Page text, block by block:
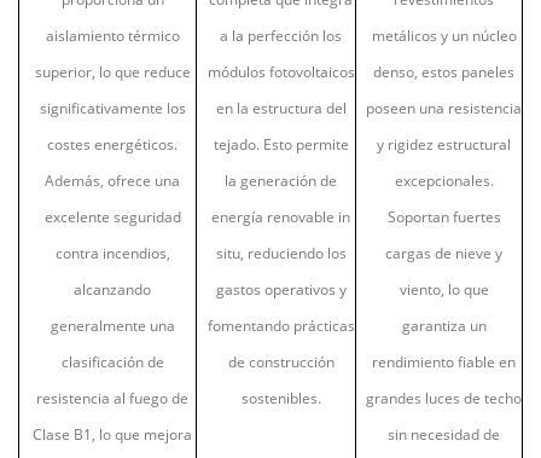
aislamiento térmico
superior, lo que reduce
significativamente los
costes energéticos.
Además, ofrece una
excelente seguridad
contra incendios,
alcanzando
generalmente una
clasificación de
resistencia al fuego de
Clase B1, lo que mejora
a la perfección los
módulos fotovoltaicos
en la estructura del
tejado. Esto permite
la generación de
energía renovable in
situ, reduciendo los
gastos operativos y
fomentando prácticas
de construcción
sostenibles.
metálicos y un núcleo
denso, estos paneles
poseen una resistencia
y rigidez estructural
excepcionales.
Soportan fuertes
cargas de nieve y
viento, lo que
garantiza un
rendimiento fiable en
grandes luces de techo
sin necesidad de